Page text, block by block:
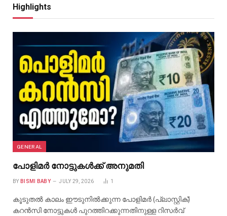
Highlights
GENERAL
പോളിമർ നോട്ടുകൾക്ക് അനുമതി
BY BISMI BABY JULY 29, 2026 1
കൂടുതൽ കാലം ഈടുനിൽക്കുന്ന പോളിമർ (പ്ലാസ്റ്റിക്)
കറൻസി നോട്ടുകൾ പുറത്തിറക്കുന്നതിനുള്ള റിസർവ്